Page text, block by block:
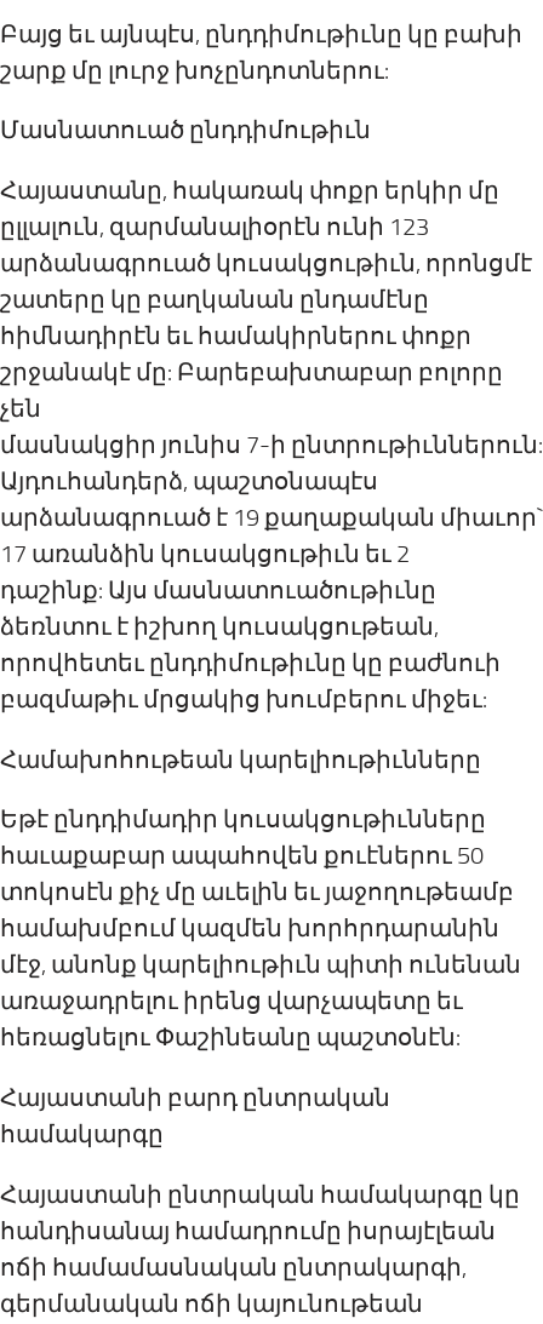
Բայց եւ այնպէս, ընդդիմութիւնը կը բախի
շարք մը լուրջ խոչընդոտներու:
Մասնատուած ընդդիմութիւն
Հայաստանը, հակառակ փոքր երկիր մը
ըլլալուն, զարմանալիօրէն ունի 123
արձանագրուած կուսակցութիւն, որոնցմէ
շատերը կը բաղկանան ընդամէնը
հիմնադիրէն եւ համակիրներու փոքր
շրջանակէ մը: Բարեբախտաբար բոլորը
չեն
մասնակցիր յունիս 7-ի ընտրութիւններուն:
Այդուհանդերձ, պաշտօնապէս
արձանագրուած է 19 քաղաքական միաւոր`
17 առանձին կուսակցութիւն եւ 2
դաշինք: Այս մասնատուածութիւնը
ձեռնտու է իշխող կուսակցութեան,
որովհետեւ ընդդիմութիւնը կը բաժնուի
բազմաթիւ մրցակից խումբերու միջեւ:
Համախոհութեան կարելիութիւնները
Եթէ ընդդիմադիր կուսակցութիւնները
հաւաքաբար ապահովեն քուէներու 50
տոկոսէն քիչ մը աւելին եւ յաջողութեամբ
համախմբում կազմեն խորհրդարանին
մէջ, անոնք կարելիութիւն պիտի ունենան
առաջադրելու իրենց վարչապետը եւ
հեռացնելու Փաշինեանը պաշտօնէն:
Հայաստանի բարդ ընտրական
համակարգը
Հայաստանի ընտրական համակարգը կը
հանդիսանայ համադրումը իսրայէլեան
ոճի համամասնական ընտրակարգի,
գերմանական ոճի կայունութեան